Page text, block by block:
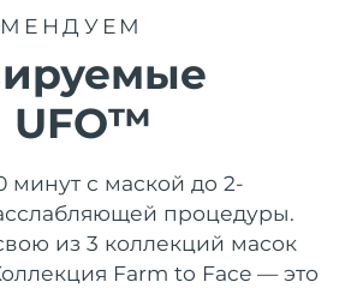
UFO™
минут с маской до 2-
процедуры.
из 3 коллекций масок
Farm to Face — это